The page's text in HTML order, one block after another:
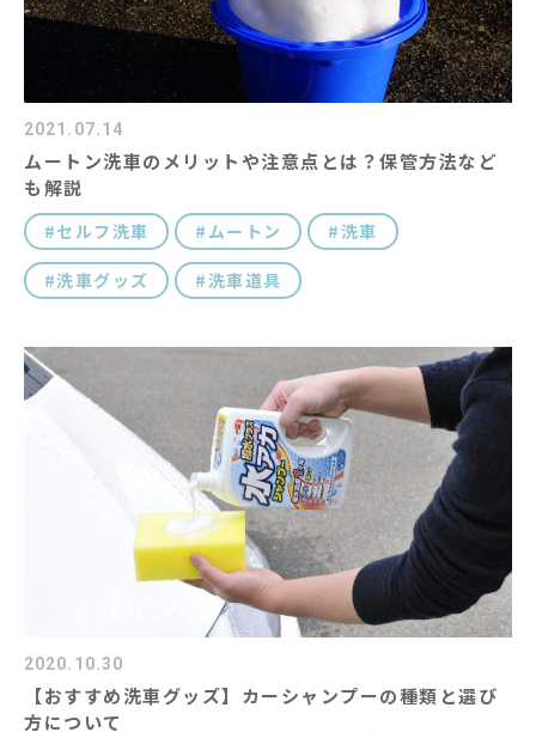
2021.07.14
ムートン洗車のメリットや注意点とは？保管方法など
も解説
セルフ洗車 ムートン 洗車
洗車グッズ 洗車道具
2020.10.30
【おすすめ洗車グッズ】カーシャンプーの種類と選び
方について